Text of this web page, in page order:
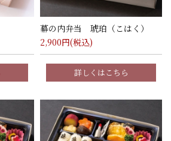
幕の内弁当 琥珀（こはく）
2,900円(税込)
詳しくはこちら